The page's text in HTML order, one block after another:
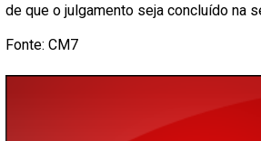
de que o julgamento seja concluído na
Fonte: CM7